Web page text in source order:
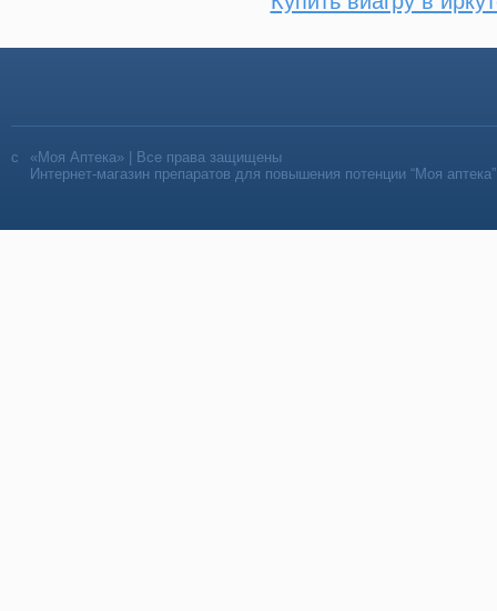
«Моя Аптека» | Все права защищены
Интернет-магазин препаратов для повышения потенции “Моя